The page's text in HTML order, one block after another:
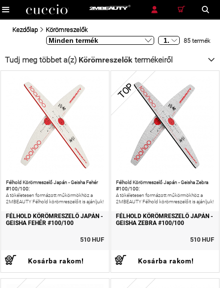
RÉSZLETES KERESÉS
Kezdőlap Körömreszelők
85 termék
Tudj meg többet a(z) Körömreszelők termékeiről
Félhold Körömreszelő Japán - Geisha Fehér
#100/100:
A tökéletesen formázott műkörmökhöz a
2MBEAUTY Félhold körömreszelőit is ajánljuk!
FÉLHOLD KÖRÖMRESZELŐ JAPÁN -
GEISHA FEHÉR #100/100
510 HUF
Kosárba rakom!
TOP
Félhold Körömreszelő Japán - Geisha Zebra
#100/100:
A tökéletesen formázott műkörmökhöz a
2MBEAUTY Félhold körömreszelőit is ajánljuk!
FÉLHOLD KÖRÖMRESZELŐ JAPÁN -
GEISHA ZEBRA #100/100
510 HUF
Kosárba rakom!